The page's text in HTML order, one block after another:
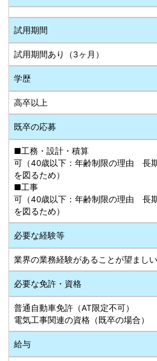
試用期間
試用期間あり（3ヶ月）
学歴
高卒以上
既卒の応募
■工務・設計・積算
可（40歳以下：年齢制限の理由 長
を図るため）
■工事
可（40歳以下：年齢制限の理由 長
を図るため）
必要な経験等
業界の業務経験があることが望ましい
必要な免許・資格
普通自動車免許（AT限定不可）
電気工事関連の資格（既卒の場合）
給与